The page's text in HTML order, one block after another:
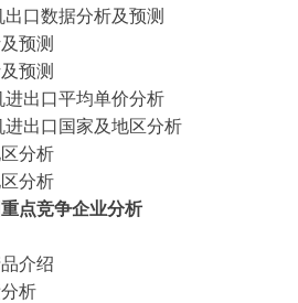
口数据分析及预测
预测
预测
进出口平均单价分析
进出口国家及地区分析
分析
分析
点竞争企业分析
介绍
析